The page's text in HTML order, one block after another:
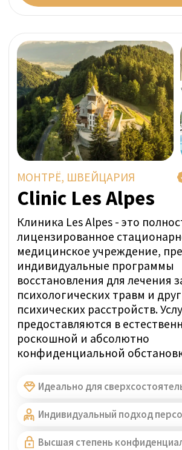
Прямая цена за неделю:
ОТ 24 800 CHF
УЗНАТЬ ЦЕНУ
ЗАДАТЬ ВОПРОС В WHATSAPP
Представитель SwissMedExpert посетил
учреждение, чтобы подтвердить
на профильной странице.
МЕРИНГЕН, ШВЕЙЦАРИЯ
Private Clinic Meiringen
Проверено
Частная клиника Майринген, ведущий
центр психического здоровья,
расположена в самом сердце Швейцарии, в
долине Хасли в Бернском нагорье. В нашей
клинике мы принимаем пациентов со
всеми формами психических расстройств.
людям в возрасте от 18 лет и старше.
учреждение, чтобы подтвердить